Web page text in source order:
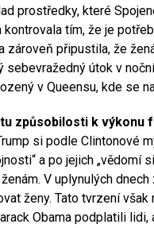
prostředky, které
tím, že je
připustila, že
sebevražedný útok v
v Queensu, kde se
způsobilosti k výkonu
si podle Clintonové
a po jejich „vědomí
V uplynulých
ženy. Tato tvrzení
Obama podplatili